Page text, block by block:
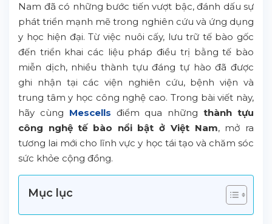
Nam đã có những bước tiến vượt bậc, đánh dấu sự
phát triển mạnh mẽ trong nghiên cứu và ứng dụng
y học hiện đại. Từ việc nuôi cấy, lưu trữ tế bào gốc
đến triển khai các liệu pháp điều trị bằng tế bào
miễn dịch, nhiều thành tựu đáng tự hào đã được
ghi nhận tại các viện nghiên cứu, bệnh viện và
trung tâm y học công nghệ cao. Trong bài viết này,
hãy cùng Mescells điểm qua nhữngthành tựu
công nghệ tế bào nổi bật ở Việt Nam, mở ra
tương lai mới cho lĩnh vực y học tái tạo và chăm sóc
sức khỏe cộng đồng.
Mục lục